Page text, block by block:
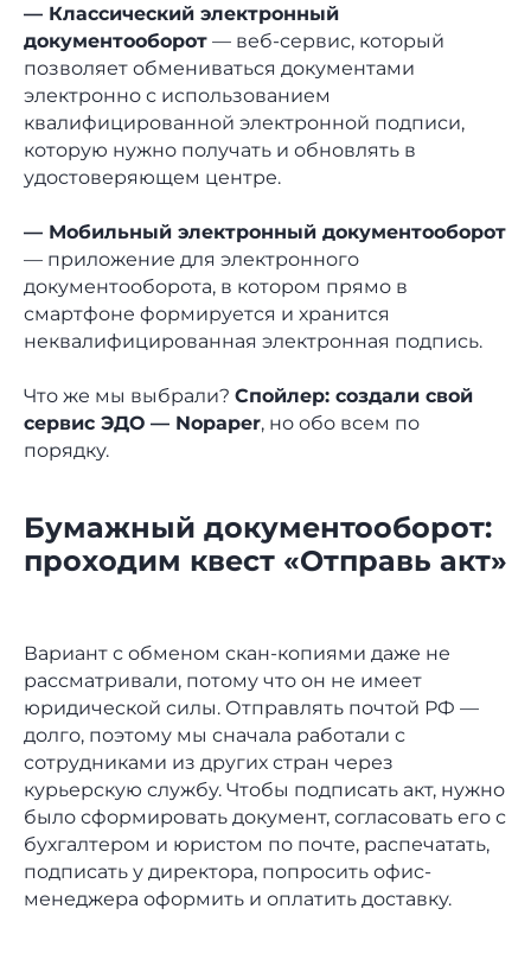
— Классический электронный
документооборот — веб-сервис, который
позволяет обмениваться документами
электронно с использованием
квалифицированной электронной подписи,
которую нужно получать и обновлять в
удостоверяющем центре.
— Мобильный электронный документооборот
— приложение для электронного
документооборота, в котором прямо в
смартфоне формируется и хранится
неквалифицированная электронная подпись.
Что же мы выбрали? Спойлер: создали свой
сервис ЭДО — Nopaper, но обо всем по
порядку.
Бумажный документооборот:
проходим квест «Отправь акт»
Вариант с обменом скан-копиями даже не
рассматривали, потому что он не имеет
юридической силы. Отправлять почтой РФ —
долго, поэтому мы сначала работали с
сотрудниками из других стран через
курьерскую службу. Чтобы подписать акт, нужно
было сформировать документ, согласовать его с
бухгалтером и юристом по почте, распечатать,
подписать у директора, попросить офис-
менеджера оформить и оплатить доставку.